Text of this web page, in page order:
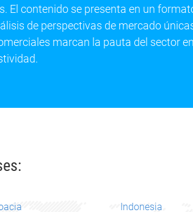
El contenido se presenta en un
de perspectivas de mercado
marcan la pauta del sector
Indonesia